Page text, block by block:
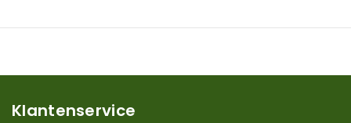
Klantenservice